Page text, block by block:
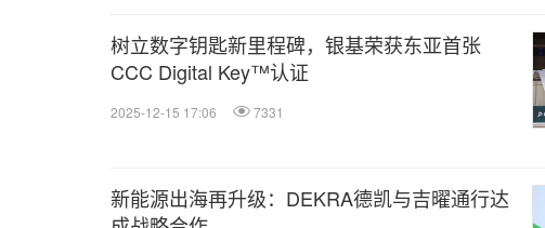
树立数字钥匙新里程碑，银基荣获东亚首张
CCC Digital Key™认证
2025-12-15 17:06 7331
新能源出海再升级：DEKRA德凯与吉曜通行达